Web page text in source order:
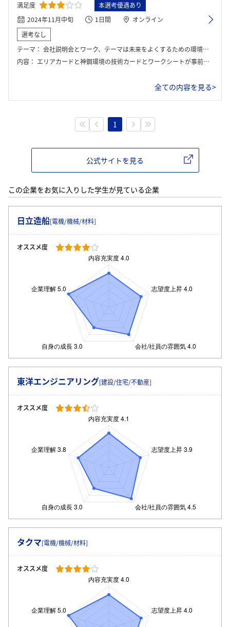
満足度
本選考優遇あり
2024年11月中旬
1日間
オンライン
選考なし
テーマ： 会社説明会とワーク、テーマは未来をよくするための環境ソルーション提案を考えようというテーマであった。
内容： エリアカードと神鋼環境の技術カードとワークシートが事前に配られて、それぞれのエリアにあった環境提案を班員で話し合って提案するワーク。時間は発表も併せて90分くらい。
全ての内容を見る>
1
公式サイトを見る
この企業をお気に入りした学生が見ている企業
日立造船[電機/機械/材料]
オススメ度
東洋エンジニアリング[建設/住宅/不動産]
オススメ度
タクマ[電機/機械/材料]
オススメ度
ログイン・会員登録